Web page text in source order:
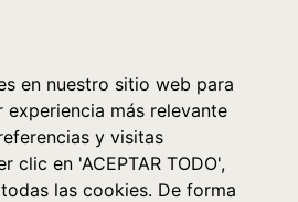
en nuestro sitio web para
experiencia más relevante
y visitas
clic en 'ACEPTAR TODO',
las cookies. De forma